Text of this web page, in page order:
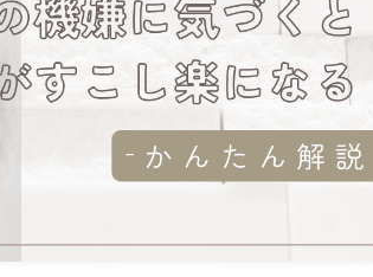
mumiのつぶやき
セルフケア解説
menu
こころとからだ